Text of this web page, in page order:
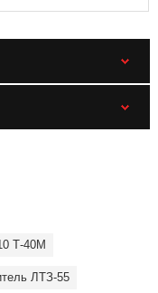
Т-40М
ЛТЗ-55